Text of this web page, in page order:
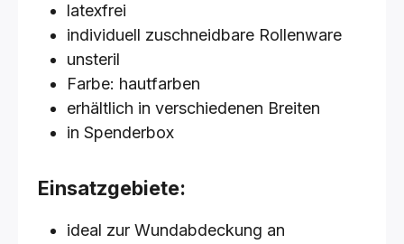
latexfrei
individuell zuschneidbare Rollenware
unsteril
Farbe: hautfarben
erhältlich in verschiedenen Breiten
in Spenderbox
Einsatzgebiete:
ideal zur Wundabdeckung an